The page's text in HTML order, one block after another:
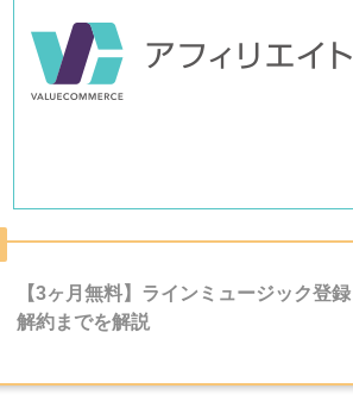
【3ヶ月無料】ラインミュージック登
解約までを解説